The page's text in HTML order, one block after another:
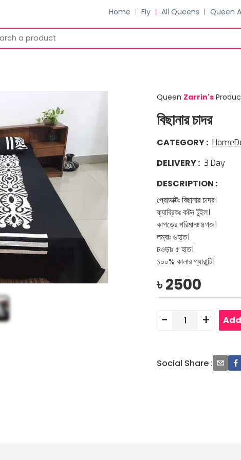
Home Fly All Queens Queen
Queen Zarrin's
বিছানার চাদর
CATEGORY:
DELIVERY: 3 Day
DESCRIPTION :
প্রোডাক্টঃ বিছানার চাদর।
ফ্যাব্রিকঃ কটন টুইল।
কাপড়ের পরিমানঃ ৪গজ।
লম্বাঃ ৬হাত।
চওড়াঃ ৫ হাত।
১০০% কালার গ্যারান্টি।
৳2500
- +
Social Share :